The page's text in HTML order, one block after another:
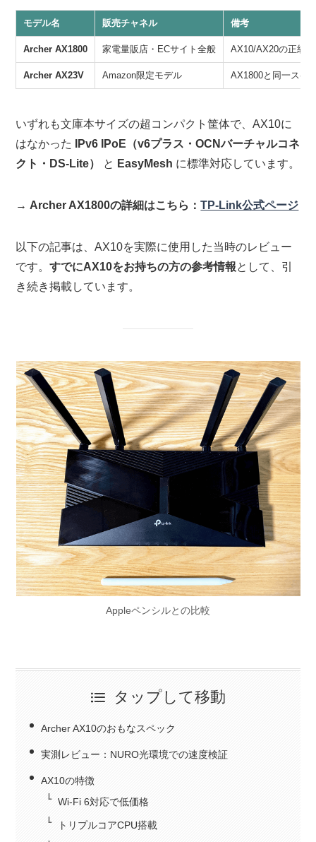
モデル名 販売チャネル 備考
Archer AX1800 家電量販店・ECサイト全般 AX10/AX20の正統
Archer AX23V Amazon限定モデル AX1800と同一スペ
いずれも文庫本サイズの超コンパクト筐体で、AX10に
はなかった
IPv6 IPoE（v6プラス・OCNバーチャルコネ
クト・DS-Lite）
と EasyMesh に標準対応しています。
→ Archer AX1800の詳細はこちら：TP-Link公式ページ
以下の記事は、AX10を実際に使用した当時のレビュー
です。すでにAX10をお持ちの方の参考情報として、引
き続き掲載しています。
Appleペンシルとの比較
タップして移動
Archer AX10のおもなスペック
実測レビュー：NURO光環境での速度検証
AX10の特徴
Wi-Fi 6対応で低価格
トリプルコアCPU搭載